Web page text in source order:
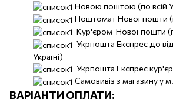
Новою поштою (по всій
Поштомат Нової пошти
Кур'єром Нової пошти
Укрпошта Експрес до
Україні)
Укрпошта Експрес
Самовивіз з магазину у
ВАРІАНТИ ОПЛАТИ: